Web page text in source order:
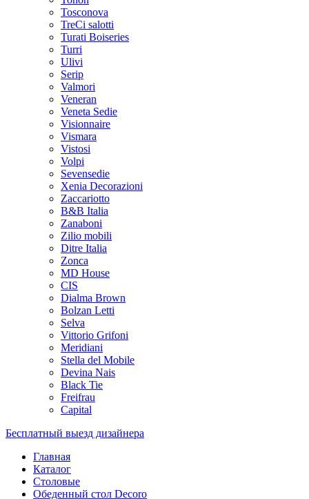
Tosconova
TreCi salotti
Turati Boiseries
Turri
Ulivi
Serip
Valmori
Veneran
Veneta Sedie
Visionnaire
Vismara
Vistosi
Volpi
Sevensedie
Xenia Decorazioni
Zaccariotto
B&B Italia
Zanaboni
Zilio mobili
Ditre Italia
Zonca
MD House
CIS
Dialma Brown
Bolzan Letti
Selva
Vittorio Grifoni
Meridiani
Stella del Mobile
Devina Nais
Black Tie
Freifrau
Capital
Бесплатный выезд дизайнера
Главная
Каталог
Столовые
Обеденный стол Decoro